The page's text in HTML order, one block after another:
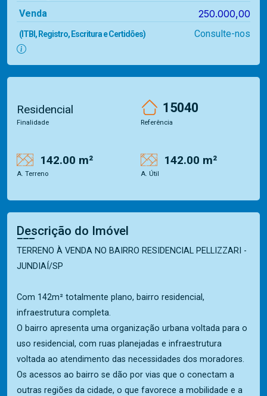
Venda
250.000,00
(ITBI, Registro, Escritura e Certidões) Consulte-nos
Residencial
Finalidade
15040
Referência
142.00 m²
A. Terreno
142.00 m²
A. Útil
Descrição do Imóvel
TERRENO À VENDA NO BAIRRO RESIDENCIAL PELLIZZARI -
JUNDIAÍ/SP
Com 142m² totalmente plano, bairro residencial,
infraestrutura completa.
O bairro apresenta uma organização urbana voltada para o
uso residencial, com ruas planejadas e infraestrutura
voltada ao atendimento das necessidades dos moradores.
Os acessos ao bairro se dão por vias que o conectam a
outras regiões da cidade, o que favorece a mobilidade e a